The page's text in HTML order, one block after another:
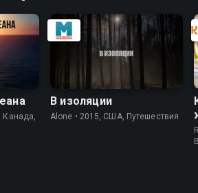
Канада,
В изоляции
Alone • 2015, США, Путешествия